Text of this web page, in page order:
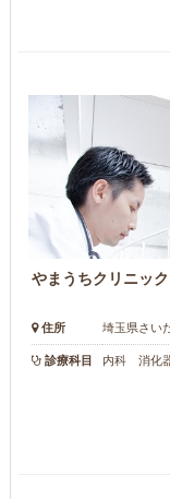
やまうちクリニック
住所 埼玉県さい
診療科目 内科 消化